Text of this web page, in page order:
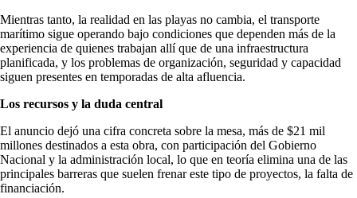
Mientras tanto, la realidad en las playas no cambia, el transporte
marítimo sigue operando bajo condiciones que dependen más de la
experiencia de quienes trabajan allí que de una infraestructura
planificada, y los problemas de organización, seguridad y capacidad
siguen presentes en temporadas de alta afluencia.
Los recursos y la duda central
El anuncio dejó una cifra concreta sobre la mesa, más de $21 mil
millones destinados a esta obra, con participación del Gobierno
Nacional y la administración local, lo que en teoría elimina una de las
principales barreras que suelen frenar este tipo de proyectos, la falta de
financiación.